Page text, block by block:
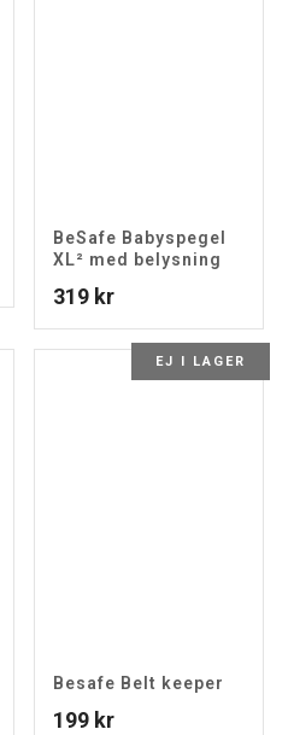
BeSafe Babyspegel
XL² med belysning
319 kr
EJ I LAGER
Besafe Belt keeper
199 kr